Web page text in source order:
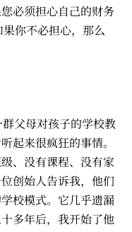
必须担心自己的财务
你不必担心，那么
父母对孩子的学校教
起来很疯狂的事情。
、没有课程、没有家
创始人告诉我，他们
校模式。它几乎遗漏
多年后，我开始了他